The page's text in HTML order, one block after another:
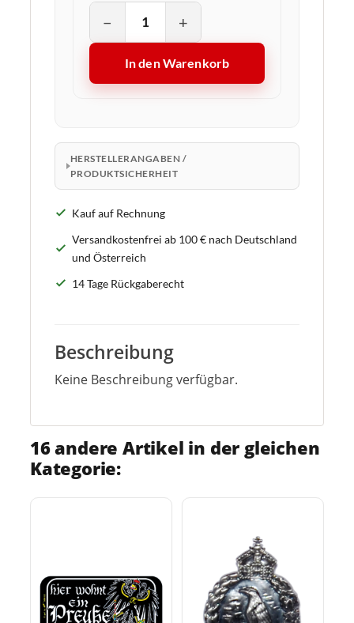
− +
In den Warenkorb
HERSTELLERANGABEN /
PRODUKTSICHERHEIT
Kauf auf Rechnung
Versandkostenfrei ab 100 € nach Deutschland
und Österreich
14 Tage Rückgaberecht
Beschreibung
Keine Beschreibung verfügbar.
16 andere Artikel in der gleichen
Kategorie: